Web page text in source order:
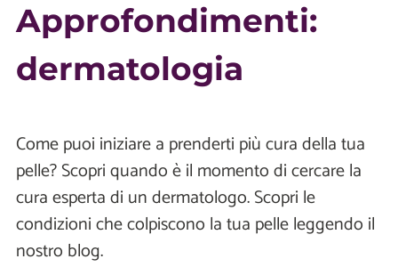
Approfondimenti:
dermatologia
Come puoi iniziare a prenderti più cura della tua
pelle? Scopri quando è il momento di cercare la
cura esperta di un dermatologo. Scopri le
condizioni che colpiscono la tua pelle leggendo il
nostro blog.